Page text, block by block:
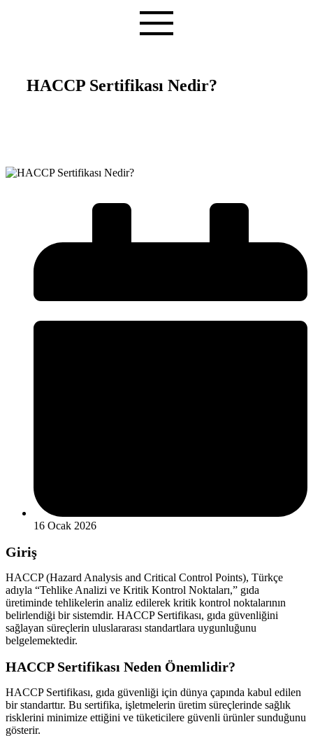
HACCP Sertifikası Nedir?
16 Ocak 2026
Giriş
HACCP (Hazard Analysis and Critical Control Points), Türkçe
adıyla “Tehlike Analizi ve Kritik Kontrol Noktaları,” gıda
üretiminde tehlikelerin analiz edilerek kritik kontrol noktalarının
belirlendiği bir sistemdir. HACCP Sertifikası, gıda güvenliğini
sağlayan süreçlerin uluslararası standartlara uygunluğunu
belgelemektedir.
HACCP Sertifikası Neden Önemlidir?
HACCP Sertifikası, gıda güvenliği için dünya çapında kabul edilen
bir standarttır. Bu sertifika, işletmelerin üretim süreçlerinde sağlık
risklerini minimize ettiğini ve tüketicilere güvenli ürünler sunduğunu
gösterir.